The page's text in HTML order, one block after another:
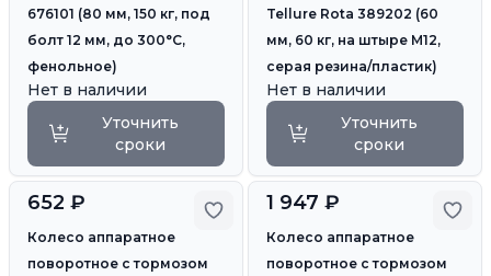
676101 (80 мм, 150 кг, под
болт 12 мм, до 300°С,
фенольное)
Нет в наличии
Уточнить
сроки
Tellure Rota 389202 (60
мм, 60 кг, на штыре M12,
серая резина/пластик)
Нет в наличии
Уточнить
сроки
Добавить в избранное
652 ₽
Колесо аппаратное
поворотное с тормозом
1 947 ₽
Колесо аппаратное
поворотное с тормозом